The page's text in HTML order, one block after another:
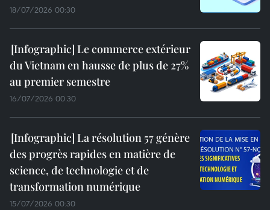
18/07/2026 00:30
Le commerce extérieur
du Vietnam en hausse de plus de 27%
au premier semestre
16/07/2026 00:30
La résolution 57 génère
des progrès rapides en matière de
science, de technologie et de
transformation numérique
15/07/2026 00:30